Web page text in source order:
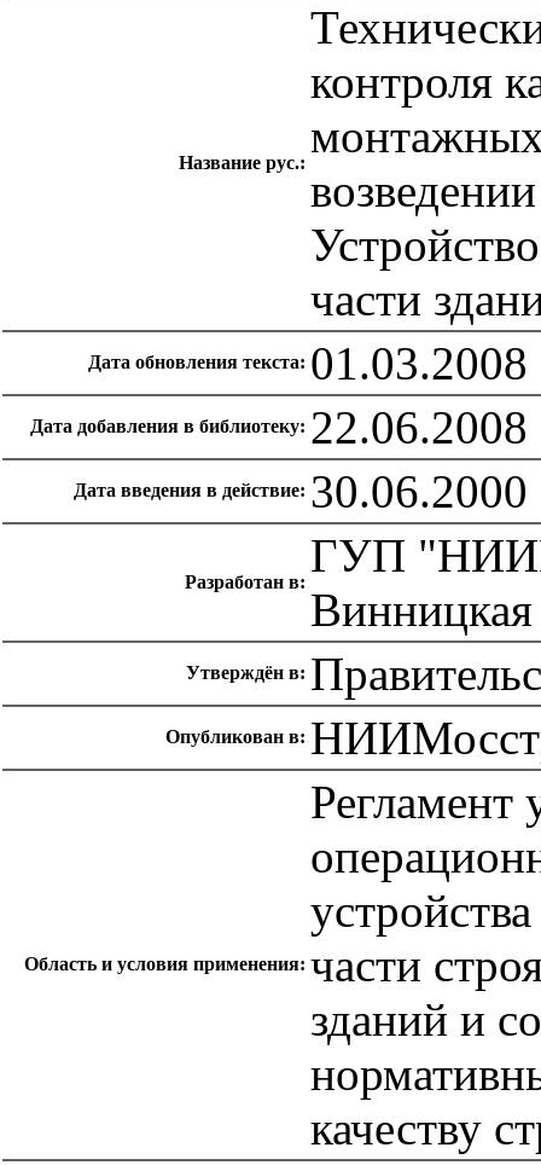
Название рус.:
контроля
части
Дата обновления текста: 01.03.2008
Дата добавления в библиотеку: 22.06.2008
Дата введения в действие: 30.06.2000
Разработан в:
ГУП
Винницкая
Утверждён в:
Опубликован в:
Область и условия применения:
Регламент
части
зданий и
качеству